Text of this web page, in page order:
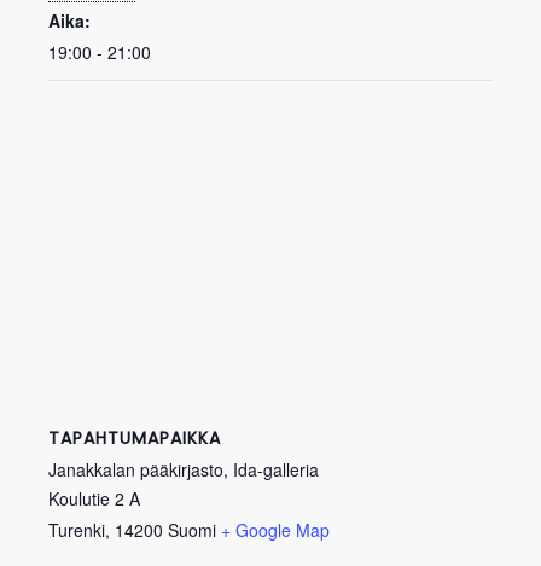
Aika:
19:00 - 21:00
TAPAHTUMAPAIKKA
Janakkalan pääkirjasto, Ida-galleria
Koulutie 2 A
Turenki, 14200 Suomi + Google Map